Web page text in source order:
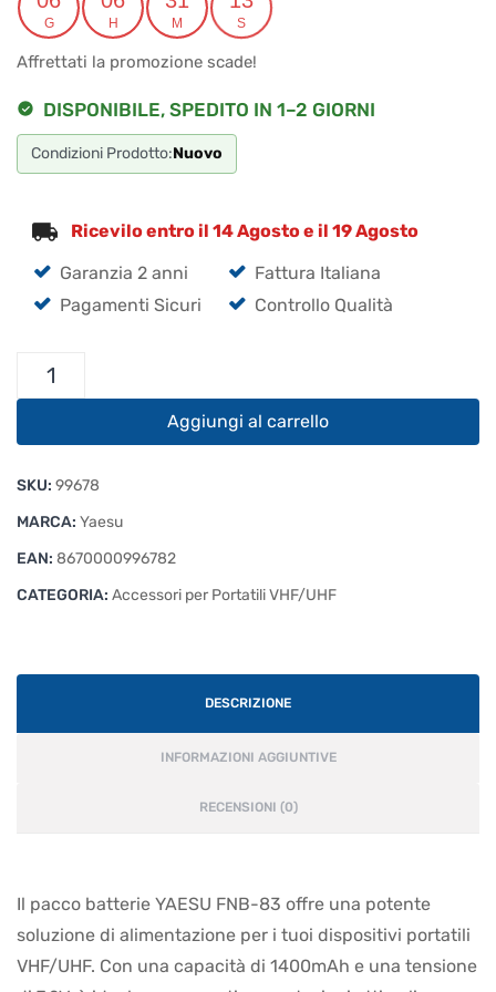
era:
€17.50.
è:
€16.63.
G H M S
Affrettati la promozione scade!
DISPONIBILE, SPEDITO IN 1–2 GIORNI
Condizioni Prodotto:Nuovo
Ricevilo entro il 14 Agosto e il 19 Agosto
Garanzia 2 anni
Fattura Italiana
Pagamenti Sicuri
Controllo Qualità
YAESU
Pacco
Ni-
MH
1400mAh
quantità
Aggiungi al carrello
SKU: 99678
MARCA: Yaesu
EAN: 8670000996782
CATEGORIA: Accessori per Portatili VHF/UHF
DESCRIZIONE
INFORMAZIONI AGGIUNTIVE
RECENSIONI (0)
Il pacco batterie YAESU FNB-83 offre una potente
soluzione di alimentazione per i tuoi dispositivi portatili
VHF/UHF. Con una capacità di 1400mAh e una tensione